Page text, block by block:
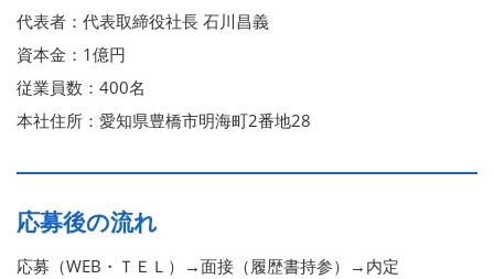
代表者：代表取締役社長 石川昌義
資本金：1億円
従業員数：400名
本社住所：愛知県豊橋市明海町2番地28
応募後の流れ
応募（WEB・ＴＥＬ）→面接（履歴書持参）→内定